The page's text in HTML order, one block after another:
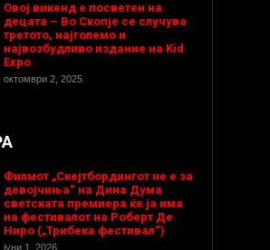
Овој викенд е посветен на
децата – Во Скопје се случува
третото, најголемо и
највозбудливо издание на Kid
Expo
октомври 2, 2025
Филмот „Скејтбордингот не е за
девојчиња“ на Дина Дума
светската премиера ќе ја има
на фестивалот на Роберт Де
Ниро („Трибека фестивал“)
јуни 1, 2026